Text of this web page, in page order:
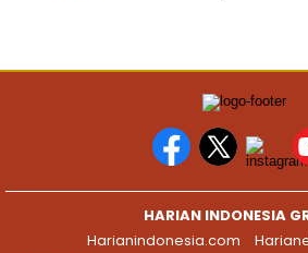
HARIAN INDONESIA
Harianindonesia.com